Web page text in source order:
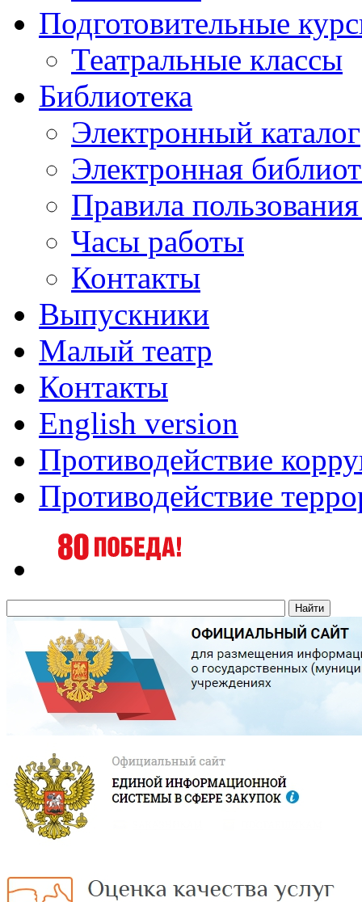
Подготовительные
Театральные классы
Библиотека
Электронный каталог
Электронная
Правила
Часы работы
Контакты
Выпускники
Малый театр
Контакты
English version
Противодействие
Противодействие